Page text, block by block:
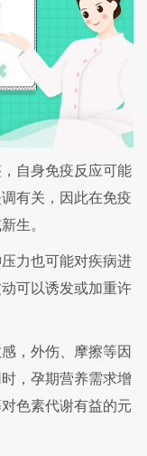
自身免疫反应可能
有关，因此在免疫
生。
力也可能对疾病进
可以诱发或加重许
，外伤、摩擦等因
，孕期营养需求增
色素代谢有益的元